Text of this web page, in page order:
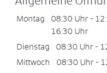
Montag 08:30 Uhr -
16:30 Uhr
Dienstag
08:30 Uhr -
Mittwoch
08:30 Uhr -